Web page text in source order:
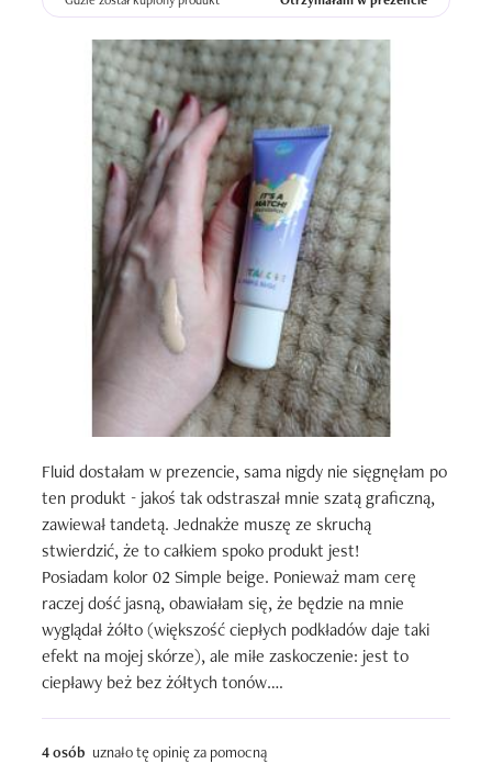
Fluid dostałam w prezencie, sama nigdy nie sięgnęłam po
ten produkt - jakoś tak odstraszał mnie szatą graficzną,
zawiewał tandetą. Jednakże muszę ze skruchą
stwierdzić, że to całkiem spoko produkt jest!
Posiadam kolor 02 Simple beige. Ponieważ mam cerę
raczej dość jasną, obawiałam się, że będzie na mnie
wyglądał żółto (większość ciepłych podkładów daje taki
efekt na mojej skórze), ale miłe zaskoczenie: jest to
ciepławy beż bez żółtych tonów.
z Eveline był raczej kremowy i tępy, więc tu zaskoczenie).
4 osób uznało tę opinię za pomocną